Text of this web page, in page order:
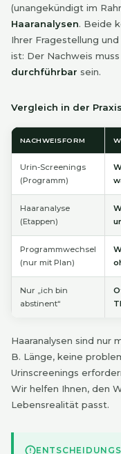
(unangekündigt im
Haaranalysen. Beide
Ihrer Fragestellung
ist: Der Nachweis muss
durchführbar sein.
Vergleich in der Praxis
NACHWEISFORM
Urin-Screenings
(Programm)
Haaranalyse
(Etappen)
Programmwechsel
(nur mit Plan)
Nur „ich bin
abstinent“
Haaranalysen sind nur
B. Länge, keine
Urinscreenings
Wir helfen Ihnen, den
Lebensrealität passt.